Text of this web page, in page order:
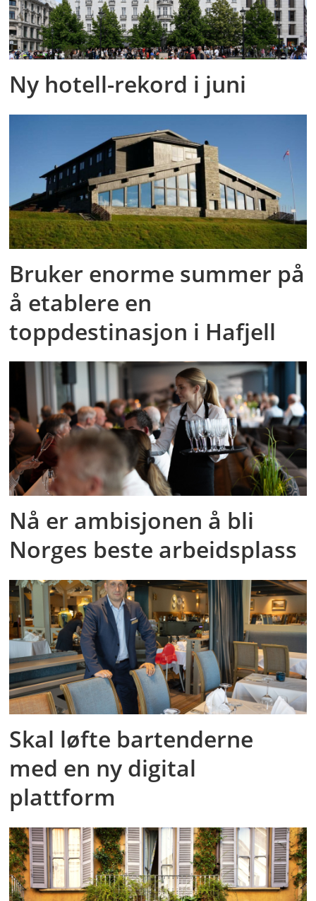
Ny hotell-rekord i juni
Bruker enorme summer på
å etablere en
toppdestinasjon i Hafjell
Nå er ambisjonen å bli
Norges beste arbeidsplass
Skal løfte bartenderne
med en ny digital
plattform